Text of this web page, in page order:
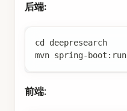
后端:
cd
deepresearch
mvn spring-boot:run
前端: